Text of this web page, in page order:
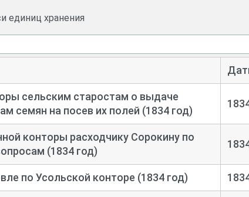
единиц хранения
сельским старостам о выдаче
семян на посев их полей (1834 год)
конторы расходчику Сорокину по
(1834 год)
по Усольской конторе (1834 год)